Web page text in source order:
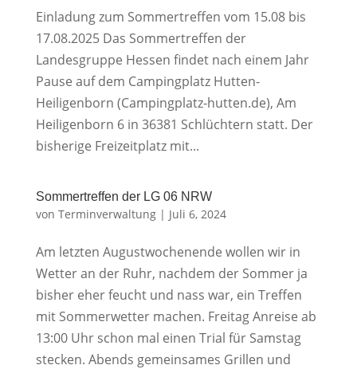
Einladung zum Sommertreffen vom 15.08 bis
17.08.2025 Das Sommertreffen der
Landesgruppe Hessen findet nach einem Jahr
Pause auf dem Campingplatz Hutten-
Heiligenborn (Campingplatz-hutten.de), Am
Heiligenborn 6 in 36381 Schlüchtern statt. Der
bisherige Freizeitplatz mit...
Sommertreffen der LG 06 NRW
von Terminverwaltung| Juli 6, 2024
Am letzten Augustwochenende wollen wir in
Wetter an der Ruhr, nachdem der Sommer ja
bisher eher feucht und nass war, ein Treffen
mit Sommerwetter machen. Freitag Anreise ab
13:00 Uhr schon mal einen Trial für Samstag
stecken. Abends gemeinsames Grillen und